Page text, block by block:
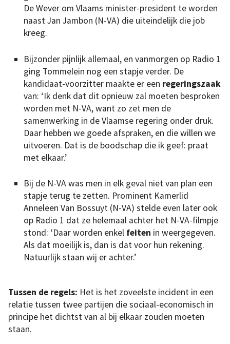
De Wever om Vlaams minister-president te worden
naast Jan Jambon (N-VA) die uiteindelijk die job
kreeg.
Bijzonder pijnlijk allemaal, en vanmorgen op Radio 1
ging Tommelein nog een stapje verder. De
kandidaat-voorzitter maakte er een regeringszaak
van: ‘Ik denk dat dit opnieuw zal moeten besproken
worden met N-VA, want zo zet men de
samenwerking in de Vlaamse regering onder druk.
Daar hebben we goede afspraken, en die willen we
uitvoeren. Dat is de boodschap die ik geef: praat
met elkaar.’
Bij de N-VA was men in elk geval niet van plan een
stapje terug te zetten. Prominent Kamerlid
Anneleen Van Bossuyt (N-VA) stelde even later ook
op Radio 1 dat ze helemaal achter het N-VA-filmpje
stond: ‘Daar worden enkel feiten in weergegeven.
Als dat moeilijk is, dan is dat voor hun rekening.
Natuurlijk staan wij er achter.’
Tussen de regels: Het is het zoveelste incident in een
relatie tussen twee partijen die sociaal-economisch in
principe het dichtst van al bij elkaar zouden moeten
staan.